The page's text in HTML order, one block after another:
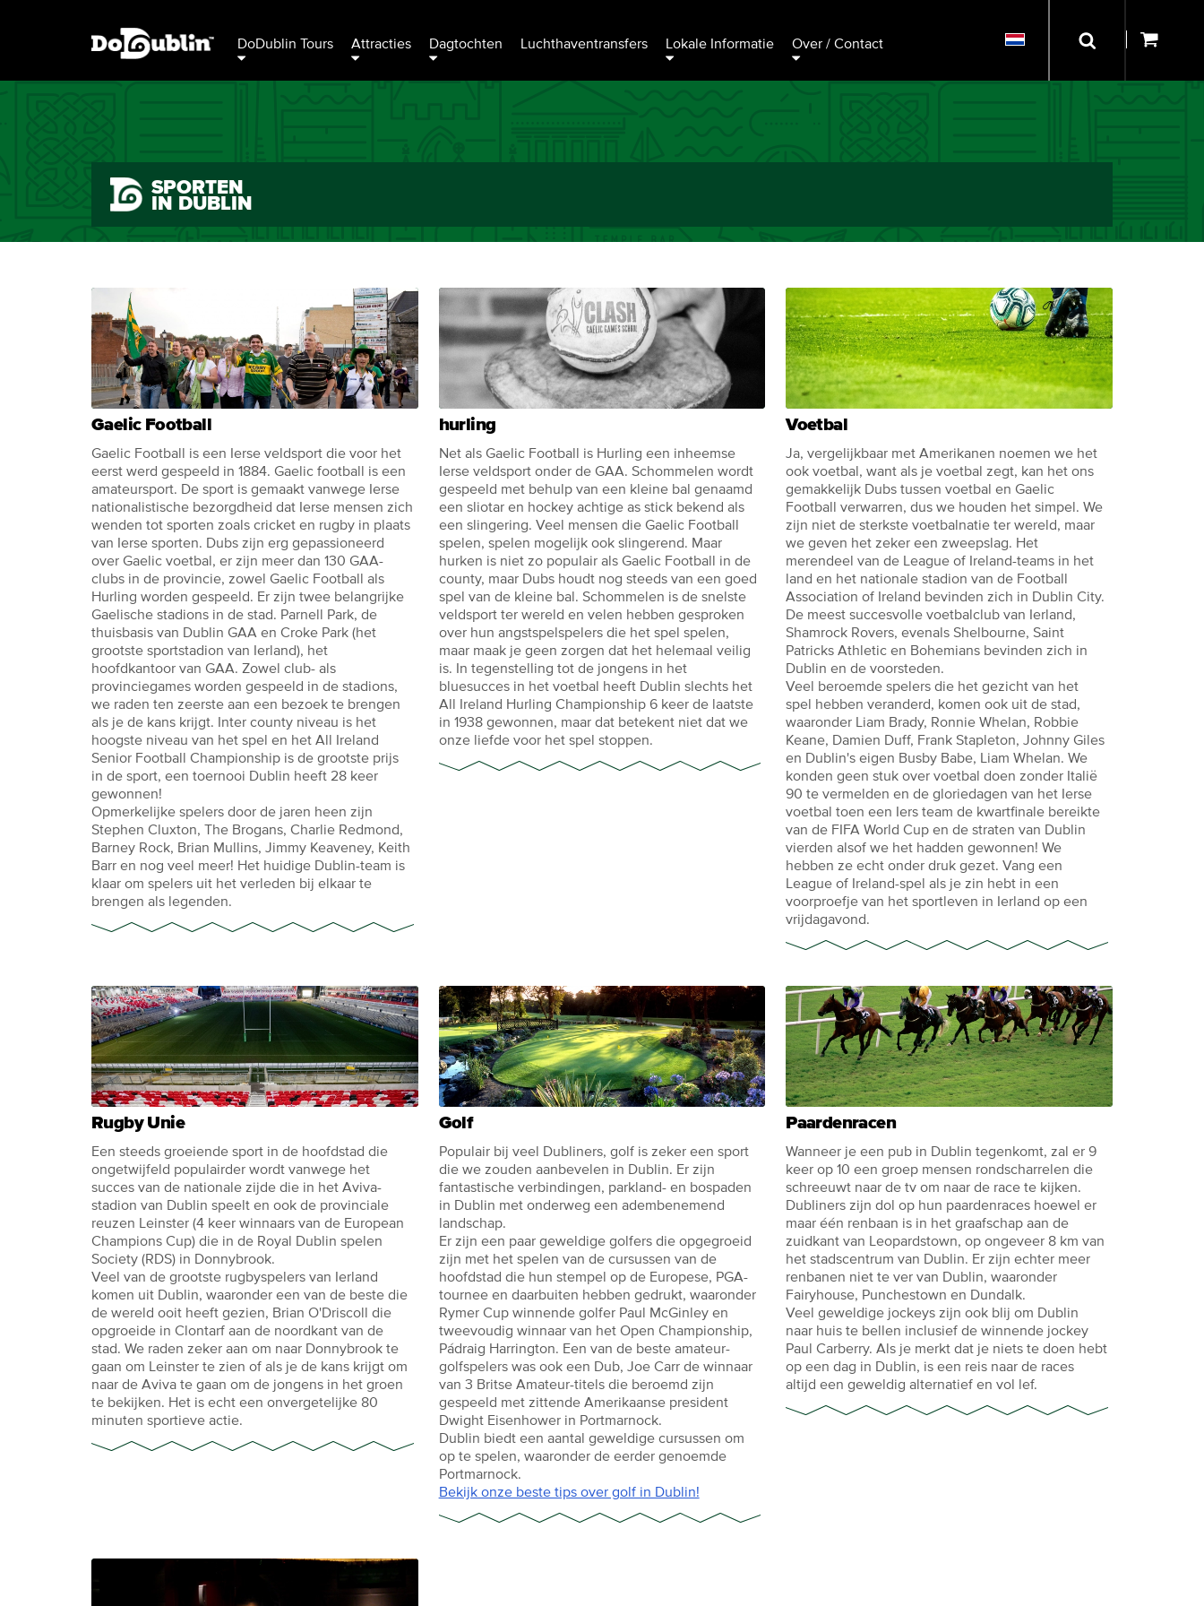
DoDublin Tours Attracties Dagtochten Luchthaventransfers Lokale Informatie Over / Contact
SPORTEN
IN DUBLIN
Gaelic Football
Gaelic Football is een Ierse veldsport die voor het
eerst werd gespeeld in 1884. Gaelic football is een
amateursport. De sport is gemaakt vanwege Ierse
nationalistische bezorgdheid dat Ierse mensen zich
wenden tot sporten zoals cricket en rugby in plaats
van Ierse sporten. Dubs zijn erg gepassioneerd
over Gaelic voetbal, er zijn meer dan 130 GAA-
clubs in de provincie, zowel Gaelic Football als
Hurling worden gespeeld. Er zijn twee belangrijke
Gaelische stadions in de stad. Parnell Park, de
thuisbasis van Dublin GAA en Croke Park (het
grootste sportstadion van Ierland), het
hoofdkantoor van GAA. Zowel club- als
provinciegames worden gespeeld in de stadions,
we raden ten zeerste aan een bezoek te brengen
als je de kans krijgt. Inter county niveau is het
hoogste niveau van het spel en het All Ireland
Senior Football Championship is de grootste prijs
in de sport, een toernooi Dublin heeft 28 keer
gewonnen!
Opmerkelijke spelers door de jaren heen zijn
Stephen Cluxton, The Brogans, Charlie Redmond,
Barney Rock, Brian Mullins, Jimmy Keaveney, Keith
Barr en nog veel meer! Het huidige Dublin-team is
klaar om spelers uit het verleden bij elkaar te
brengen als legenden.
hurling
Net als Gaelic Football is Hurling een inheemse
Ierse veldsport onder de GAA. Schommelen wordt
gespeeld met behulp van een kleine bal genaamd
een sliotar en hockey achtige as stick bekend als
een slingering. Veel mensen die Gaelic Football
spelen, spelen mogelijk ook slingerend. Maar
hurken is niet zo populair als Gaelic Football in de
county, maar Dubs houdt nog steeds van een goed
spel van de kleine bal. Schommelen is de snelste
veldsport ter wereld en velen hebben gesproken
over hun angstspelspelers die het spel spelen,
maar maak je geen zorgen dat het helemaal veilig
is. In tegenstelling tot de jongens in het
bluesucces in het voetbal heeft Dublin slechts het
All Ireland Hurling Championship 6 keer de laatste
in 1938 gewonnen, maar dat betekent niet dat we
onze liefde voor het spel stoppen.
Voetbal
Ja, vergelijkbaar met Amerikanen noemen we het
ook voetbal, want als je voetbal zegt, kan het ons
gemakkelijk Dubs tussen voetbal en Gaelic
Football verwarren, dus we houden het simpel. We
zijn niet de sterkste voetbalnatie ter wereld, maar
we geven het zeker een zweepslag. Het
merendeel van de League of Ireland-teams in het
land en het nationale stadion van de Football
Association of Ireland bevinden zich in Dublin City.
De meest succesvolle voetbalclub van Ierland,
Shamrock Rovers, evenals Shelbourne, Saint
Patricks Athletic en Bohemians bevinden zich in
Dublin en de voorsteden.
Veel beroemde spelers die het gezicht van het
spel hebben veranderd, komen ook uit de stad,
waaronder Liam Brady, Ronnie Whelan, Robbie
Keane, Damien Duff, Frank Stapleton, Johnny Giles
en Dublin's eigen Busby Babe, Liam Whelan. We
konden geen stuk over voetbal doen zonder Italië
90 te vermelden en de gloriedagen van het Ierse
voetbal toen een Iers team de kwartfinale bereikte
van de FIFA World Cup en de straten van Dublin
vierden alsof we het hadden gewonnen! We
hebben ze echt onder druk gezet. Vang een
League of Ireland-spel als je zin hebt in een
voorproefje van het sportleven in Ierland op een
vrijdagavond.
Rugby Unie
Een steeds groeiende sport in de hoofdstad die
ongetwijfeld populairder wordt vanwege het
succes van de nationale zijde die in het Aviva-
stadion van Dublin speelt en ook de provinciale
reuzen Leinster (4 keer winnaars van de European
Champions Cup) die in de Royal Dublin spelen
Society (RDS) in Donnybrook.
Veel van de grootste rugbyspelers van Ierland
komen uit Dublin, waaronder een van de beste die
de wereld ooit heeft gezien, Brian O'Driscoll die
opgroeide in Clontarf aan de noordkant van de
stad. We raden zeker aan om naar Donnybrook te
gaan om Leinster te zien of als je de kans krijgt om
naar de Aviva te gaan om de jongens in het groen
te bekijken. Het is echt een onvergetelijke 80
minuten sportieve actie.
Golf
Populair bij veel Dubliners, golf is zeker een sport
die we zouden aanbevelen in Dublin. Er zijn
fantastische verbindingen, parkland- en bospaden
in Dublin met onderweg een adembenemend
landschap.
Er zijn een paar geweldige golfers die opgegroeid
zijn met het spelen van de cursussen van de
hoofdstad die hun stempel op de Europese, PGA-
tournee en daarbuiten hebben gedrukt, waaronder
Rymer Cup winnende golfer Paul McGinley en
tweevoudig winnaar van het Open Championship,
Pádraig Harrington. Een van de beste amateur-
golfspelers was ook een Dub, Joe Carr de winnaar
van 3 Britse Amateur-titels die beroemd zijn
gespeeld met zittende Amerikaanse president
Dwight Eisenhower in Portmarnock.
Dublin biedt een aantal geweldige cursussen om
op te spelen, waaronder de eerder genoemde
Portmarnock.
Bekijk onze beste tips over golf in Dublin!
Paardenracen
Wanneer je een pub in Dublin tegenkomt, zal er 9
keer op 10 een groep mensen rondscharrelen die
schreeuwt naar de tv om naar de race te kijken.
Dubliners zijn dol op hun paardenraces hoewel er
maar één renbaan is in het graafschap aan de
zuidkant van Leopardstown, op ongeveer 8 km van
het stadscentrum van Dublin. Er zijn echter meer
renbanen niet te ver van Dublin, waaronder
Fairyhouse, Punchestown en Dundalk.
Veel geweldige jockeys zijn ook blij om Dublin
naar huis te bellen inclusief de winnende jockey
Paul Carberry. Als je merkt dat je niets te doen hebt
op een dag in Dublin, is een reis naar de races
altijd een geweldig alternatief en vol lef.